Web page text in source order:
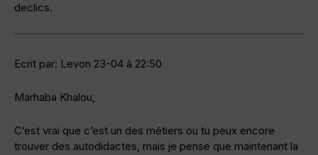
declics.
Ecrit par: Levon 23-04 à 22:50
Marhaba Khalou,
C’est vrai que c’est un des métiers ou tu peux encore
trouver des autodidactes, mais je pense que maintenant la